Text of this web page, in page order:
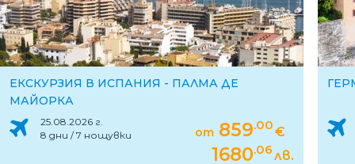
ЕКСКУРЗИЯ В ИСПАНИЯ - ПАЛМА ДЕ
МАЙОРКА
25.08.2026 г.
8 дни / 7 нощувки
от 859.00€
1680.06лв.